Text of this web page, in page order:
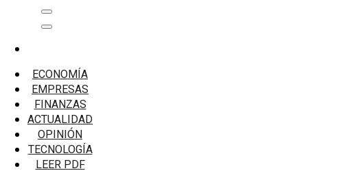
Menú
principal
ECONOMÍA
EMPRESAS
FINANZAS
ACTUALIDAD
OPINIÓN
TECNOLOGÍA
LEER PDF
OpenAI
El S&P 500 alcanza nuevos máximos históricos impulsado por